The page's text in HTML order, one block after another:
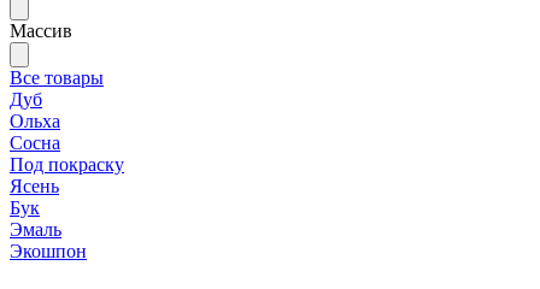
Массив
Все товары
Дуб
Ольха
Сосна
Под покраску
Ясень
Бук
Эмаль
Экошпон